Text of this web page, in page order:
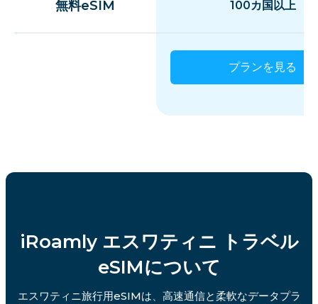
無料eSIM 100カ国以上
プランを見る
iRoamly エスワティニ トラベル
eSIMについて
エスワティニ旅行用eSIMは、高速通信と柔軟なデータプラ